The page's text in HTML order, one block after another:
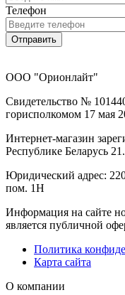
Телефон
Отправить
ООО "Орионлайт"
Свидетельство №
горисполкомом 17 мая
Интернет-магазин
Республике Беларусь
Юридический адрес:
пом. 1Н
Информация на сайте
является публичной
Политика
Карта сайта
О компании